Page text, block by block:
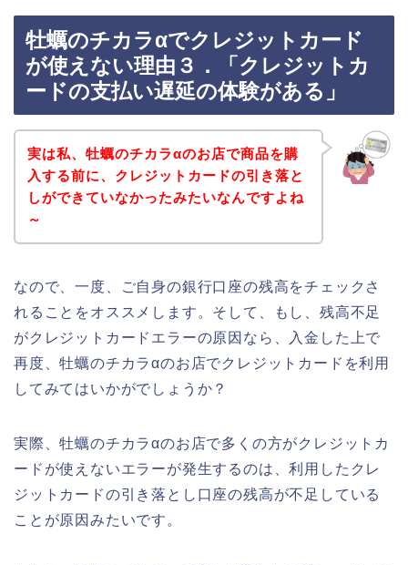
牡蠣のチカラαでクレジットカード
が使えない理由３．「クレジットカ
ードの支払い遅延の体験がある」
実は私、牡蠣のチカラαのお店で商品を購
入する前に、クレジットカードの引き落と
しができていなかったみたいなんですよね
～
なので、一度、ご自身の銀行口座の残高をチェックさ
れることをオススメします。そして、もし、残高不足
がクレジットカードエラーの原因なら、入金した上で
再度、牡蠣のチカラαのお店でクレジットカードを利用
してみてはいかがでしょうか？
実際、牡蠣のチカラαのお店で多くの方がクレジットカ
ードが使えないエラーが発生するのは、利用したクレ
ジットカードの引き落とし口座の残高が不足している
ことが原因みたいです。